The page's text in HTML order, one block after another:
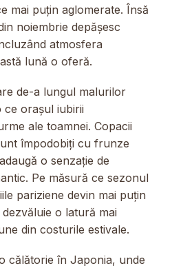
mai puțin aglomerate. Însă
noiembrie depășesc
atmosfera
lună o oferă.
de-a lungul malurilor
ce orașul iubirii
ale toamnei. Copacii
împodobiți cu frunze
o senzație de
Pe măsură ce sezonul
pariziene devin mai puțin
o latură mai
din costurile estivale.
călătorie în Japonia, unde